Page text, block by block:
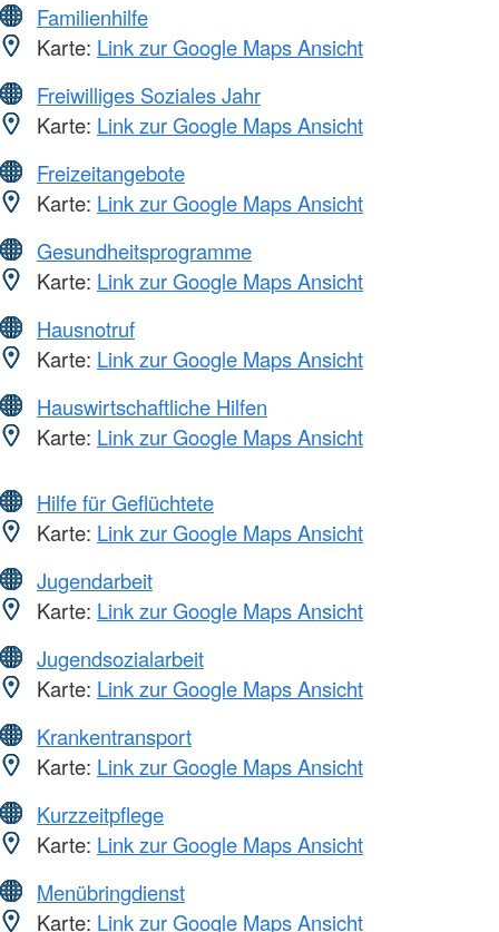
Familienhilfe
Karte: Link zur Google Maps Ansicht
Freiwilliges Soziales Jahr
Karte: Link zur Google Maps Ansicht
Freizeitangebote
Karte: Link zur Google Maps Ansicht
Gesundheitsprogramme
Karte: Link zur Google Maps Ansicht
Hausnotruf
Karte: Link zur Google Maps Ansicht
Hauswirtschaftliche Hilfen
Karte: Link zur Google Maps Ansicht
Hilfe für Geflüchtete
Karte: Link zur Google Maps Ansicht
Jugendarbeit
Karte: Link zur Google Maps Ansicht
Jugendsozialarbeit
Karte: Link zur Google Maps Ansicht
Krankentransport
Karte: Link zur Google Maps Ansicht
Kurzzeitpflege
Karte: Link zur Google Maps Ansicht
Menübringdienst
Karte: Link zur Google Maps Ansicht